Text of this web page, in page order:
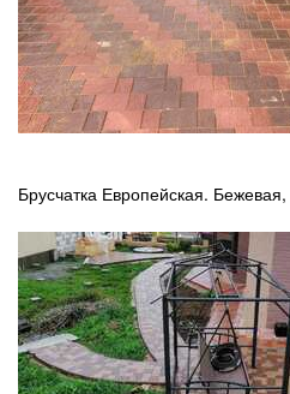
Брусчатка Европейская.